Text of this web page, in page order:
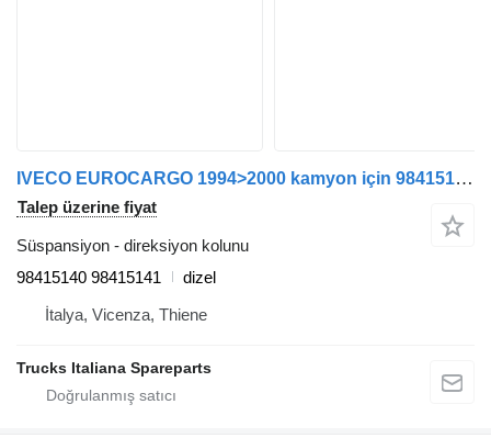
IVECO EUROCARGO 1994>2000 kamyon için 98415140 direksiyon kolunu
Talep üzerine fiyat
Süspansiyon - direksiyon kolunu
98415140 98415141
dizel
İtalya, Vicenza, Thiene
Trucks Italiana Spareparts